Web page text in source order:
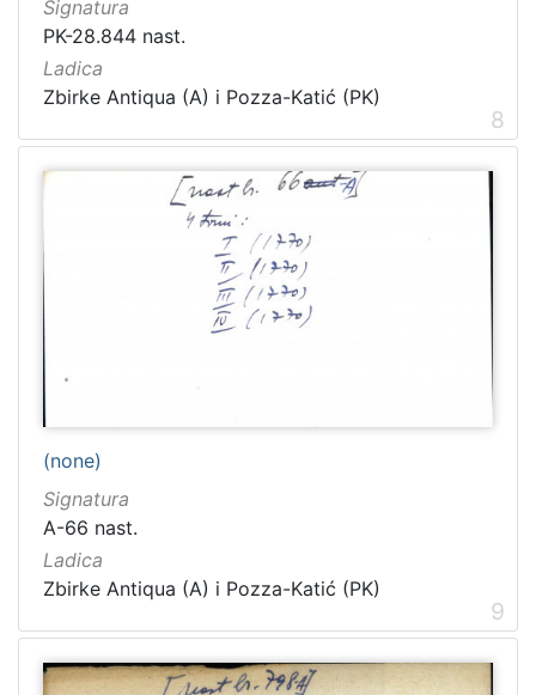
Signatura
PK-28.844 nast.
Ladica
Zbirke Antiqua (A) i Pozza-Katić (PK)
8
(none)
Signatura
A-66 nast.
Ladica
Zbirke Antiqua (A) i Pozza-Katić (PK)
9